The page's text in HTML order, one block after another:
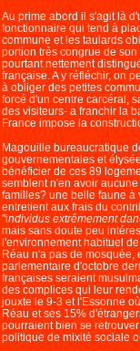
Au prime abord il s'agit là
fonctionnaire qui tend à
commune et les taulards
portion très congrue de
pourtant nettement
française. A y réfléchir, on
à obliger des petites
forcé d'un centre carcéral,
des visiteurs- a franchir la
France impose la
Magouille bureaucratique
gouvernementales et
bénéficier de ces 89
semblent n'en avoir
familles? une belle faune à
entretient aux frais du
"individus extrêmement
mais sans doute peu
l'environnement habituel
Réau n'a pas de mosquée,
parlementaire d'octobre
françaises seraient
des complices qui leur
jouxte le 9-3 et l'Essonne
Réau et ses 15%
pourraient bien se
politique de mixité sociale